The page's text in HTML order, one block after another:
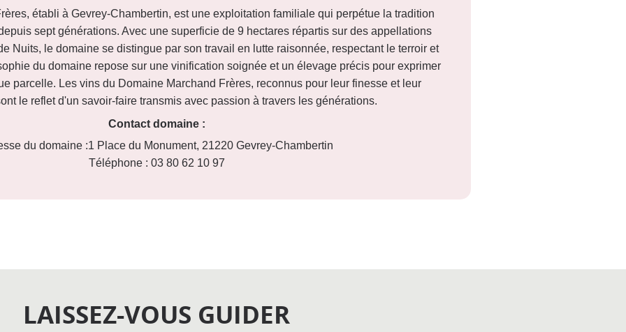
établi à Gevrey-Chambertin, est une exploitation familiale qui perpétue la tradition
sept générations. Avec une superficie de 9 hectares répartis sur des appellations
Nuits, le domaine se distingue par son travail en lutte raisonnée, respectant le terroir et
du domaine repose sur une vinification soignée et un élevage précis pour exprimer
parcelle. Les vins du Domaine Marchand Frères, reconnus pour leur finesse et leur
le reflet d'un savoir-faire transmis avec passion à travers les générations.
Contact domaine :
du domaine :1 Place du Monument, 21220 Gevrey-Chambertin
Téléphone : 03 80 62 10 97
LAISSEZ-VOUS GUIDER